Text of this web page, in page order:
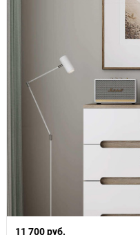
11 700 руб.